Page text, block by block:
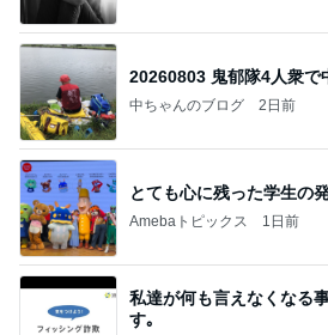
20260803 鬼郁隊4
中ちゃんのブログ 2日前
とても心に残った学生の
Amebaトピックス 1日前
私達が何も言えなくなる
す｡